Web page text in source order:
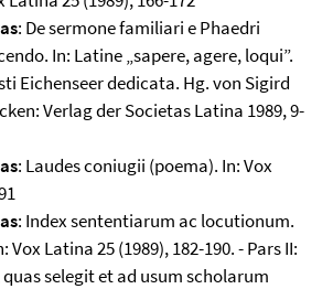
: De sermone familiari e Phaedri
In: Latine „sapere, agere, loqui”.
Eichenseer dedicata. Hg. von Sigird
Verlag der Societas Latina 1989, 9-
: Laudes coniugii (poema). In: Vox
: Index sententiarum ac locutionum.
Vox Latina 25 (1989), 182-190. - Pars II:
selegit et ad usum scholarum